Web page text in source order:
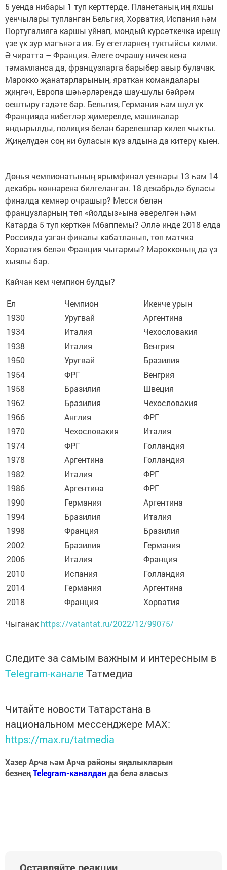
5 уенда нибары 1 туп керттерде. Планетаның иң яхшы
уенчылары тупланган Бельгия, Хорватия, Испания һәм
Португалиягә каршы уйнап, мондый күрсәткечкә ирешү
үзе үк зур мәгънәгә ия. Бу егетләрнең туктыйсы килми.
Ә чиратта – Франция. Әлеге очрашу ничек кенә
тәмамланса да, французларга барыбер авыр булачак.
Марокко җанатарларының, яраткан командалары
җиңгәч, Европа шәһәрләрендә шау-шулы бәйрәм
оештыру гадәте бар. Бельгия, Германия һәм шул ук
Франциядә кибетләр җимерелде, машиналар
яндырылды, полиция белән бәрелешләр килеп чыкты.
Җиңелүдән соң ни буласын күз алдына да китерү кыен.
Дөнья чемпионатының ярымфинал уеннары 13 һәм 14
декабрь көннәренә билгеләнгән. 18 декабрьдә буласы
финалда кемнәр очрашыр? Месси белән
французларның төп «йолдыз»ына әверелгән һәм
Катарда 5 туп керткән Мбаппемы? Әллә инде 2018 елда
Россиядә узган финалы кабатланып, төп матчка
Хорватия белән Франция чыгармы? Марокконың да үз
хыялы бар.
Кайчан кем чемпион булды?
Ел Чемпион
Икенче урын
1930
Уругвай
Аргентина
1934
Италия
Чехословакия
1938
Италия
Венгрия
1950
Уругвай
Бразилия
1954
ФРГ
Венгрия
1958
Бразилия
Швеция
1962
Бразилия
Чехословакия
1966
Англия
ФРГ
1970
Чехословакия
Италия
1974
ФРГ
Голландия
1978
Аргентина
Голландия
1982
Италия
ФРГ
1986
Аргентина
ФРГ
1990
Германия
Аргентина
1994
Бразилия
Италия
1998
Франция
Бразилия
2002
Бразилия
Германия
2006
Италия
Франция
2010
Испания
Голландия
2014
Германия
Аргентина
2018
Франция Хорватия
Чыганак https://vatantat.ru/2022/12/99075/
Следите за самым важным и интересным в
Telegram-канале Татмедиа
Читайте новости Татарстана в
национальном мессенджере MАХ:
https://max.ru/tatmedia
Хәзер Арча һәм Арча районы яңалыкларын
безнеңTelegram-каналданда белә аласыз